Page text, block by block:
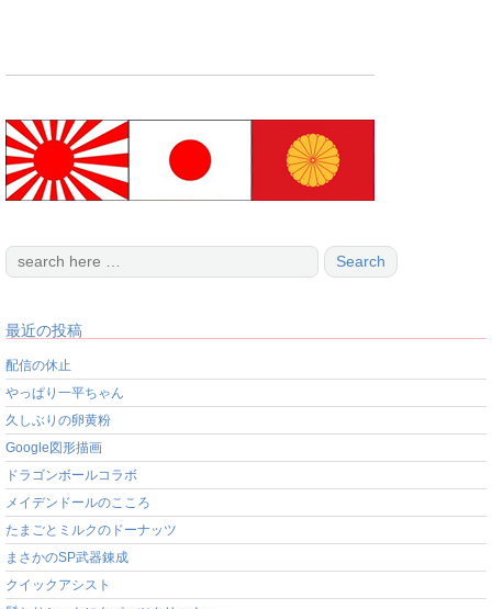
最近の投稿
配信の休止
やっぱり一平ちゃん
久しぶりの卵黄粉
Google図形描画
ドラゴンボールコラボ
メイデンドールのこころ
たまごとミルクのドーナッツ
まさかのSP武器錬成
クイックアシスト